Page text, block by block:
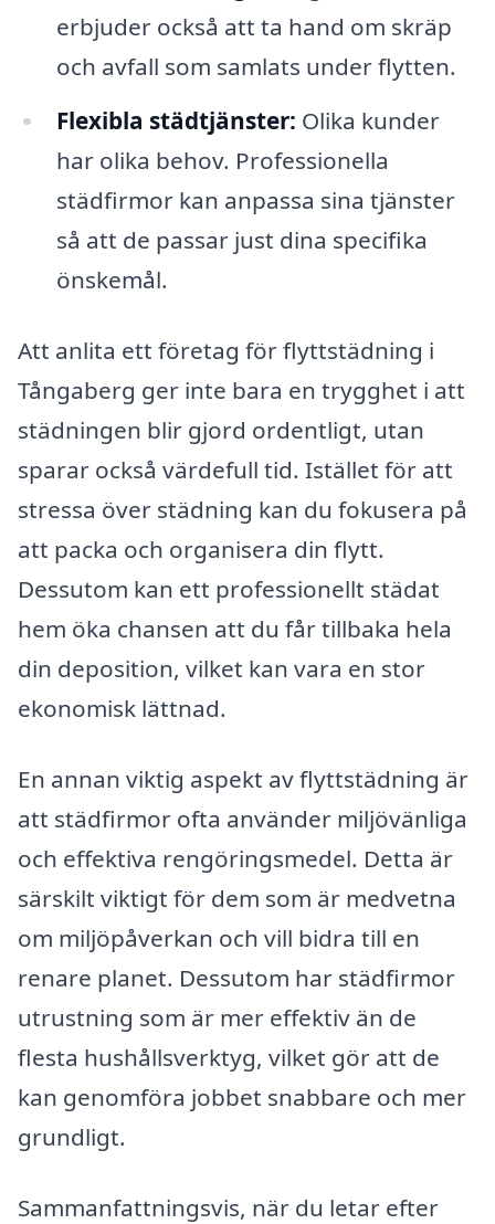
erbjuder också att ta hand om skräp
och avfall som samlats under flytten.
Flexibla städtjänster: Olika kunder
har olika behov. Professionella
städfirmor kan anpassa sina tjänster
så att de passar just dina specifika
önskemål.
Att anlita ett företag för flyttstädning i
Tångaberg ger inte bara en trygghet i att
städningen blir gjord ordentligt, utan
sparar också värdefull tid. Istället för att
stressa över städning kan du fokusera på
att packa och organisera din flytt.
Dessutom kan ett professionellt städat
hem öka chansen att du får tillbaka hela
din deposition, vilket kan vara en stor
ekonomisk lättnad.
En annan viktig aspekt av flyttstädning är
att städfirmor ofta använder miljövänliga
och effektiva rengöringsmedel. Detta är
särskilt viktigt för dem som är medvetna
om miljöpåverkan och vill bidra till en
renare planet. Dessutom har städfirmor
utrustning som är mer effektiv än de
flesta hushållsverktyg, vilket gör att de
kan genomföra jobbet snabbare och mer
grundligt.
Sammanfattningsvis, när du letar efter